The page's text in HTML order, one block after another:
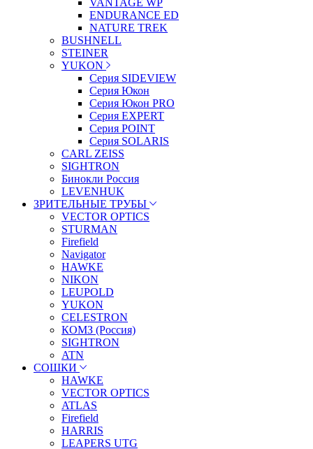
VANTAGE WP
ENDURANCE ED
NATURE TREK
BUSHNELL
STEINER
YUKON
Серия SIDEVIEW
Серия Юкон
Серия Юкон PRO
Серия EXPERT
Серия POINT
Серия SOLARIS
CARL ZEISS
SIGHTRON
Бинокли Россия
LEVENHUK
ЗРИТЕЛЬНЫЕ ТРУБЫ
VECTOR OPTICS
STURMAN
Firefield
Navigator
HAWKE
NIKON
LEUPOLD
YUKON
CELESTRON
КОМЗ (Россия)
SIGHTRON
ATN
СОШКИ
HAWKE
VECTOR OPTICS
ATLAS
Firefield
HARRIS
LEAPERS UTG